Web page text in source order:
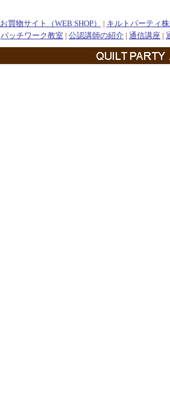
お買物サイト（WEB SHOP） | キルトパーティ
パッチワーク教室 | 公認講師の紹介 | 通信講座 |